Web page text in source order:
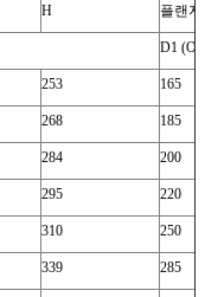
H 플랜지
D1
253 165
268 185
284 200
295 220
310 250
339 285